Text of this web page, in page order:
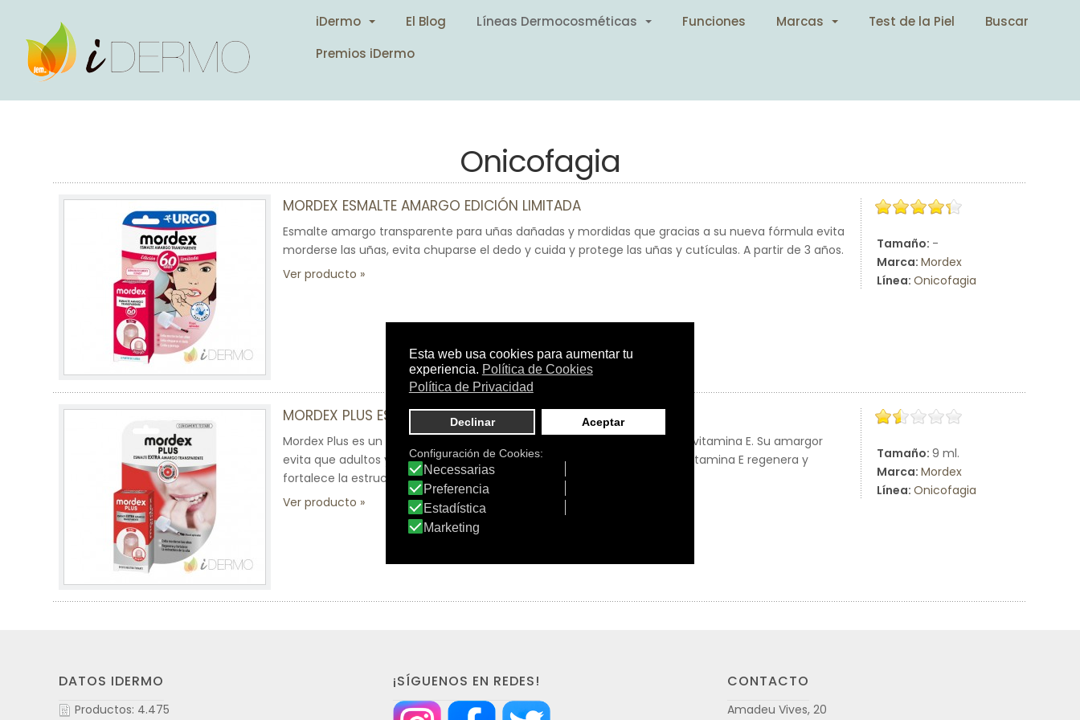
iDermo El Blog Líneas Dermocosméticas Funciones Marcas Test de la Piel
Buscar
Premios iDermo
Onicofagia
Tamaño: -
Marca: Mordex
Línea: Onicofagia
MORDEX ESMALTE AMARGO EDICIÓN LIMITADA
Esmalte amargo transparente para uñas dañadas y mordidas que gracias a su nueva fórmula evita
morderse las uñas, evita chuparse el dedo y cuida y protege las uñas y cutículas. A partir de 3 años.
Ver producto
Tamaño: 9 ml.
Marca: Mordex
Línea: Onicofagia
MORDEX PLUS ESMALTE EXTRA AMARGO
Mordex Plus es un esmalte invisible, muy amargo, que además contiene vitamina E. Su amargor
evita que adultos y niños (a partir de 12 años) se muerdan las uñas y la vitamina E regenera y
fortalece la estructura de la uña.
Ver producto
DATOS IDERMO
Productos: 4.475
¡SÍGUENOS EN REDES! CONTACTO
Amadeu Vives, 20